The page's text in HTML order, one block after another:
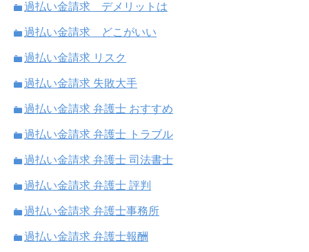
過払い金請求 デメリットは
過払い金請求 どこがいい
過払い金請求 リスク
過払い金請求 失敗大手
過払い金請求 弁護士 おすすめ
過払い金請求 弁護士 トラブル
過払い金請求 弁護士 司法書士
過払い金請求 弁護士 評判
過払い金請求 弁護士事務所
過払い金請求 弁護士報酬